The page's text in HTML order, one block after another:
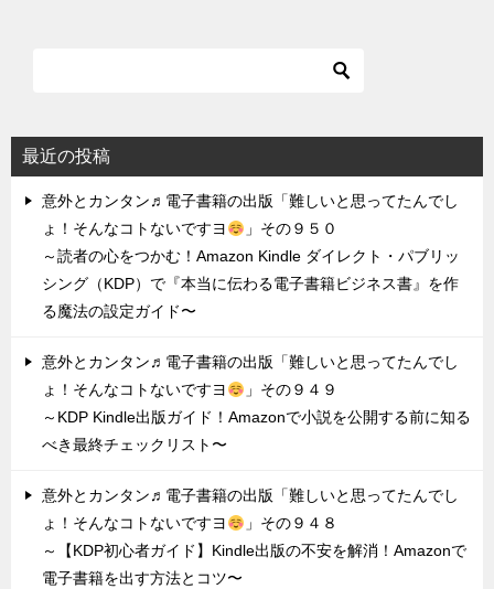
最近の投稿
意外とカンタン♬電子書籍の出版「難しいと思ってたんでし
ょ！そんなコトないですヨ
」その９５０
～読者の心をつかむ！Amazon Kindle ダイレクト・パブリッ
シング（KDP）で『本当に伝わる電子書籍ビジネス書』を作
る魔法の設定ガイド〜
意外とカンタン♬電子書籍の出版「難しいと思ってたんでし
ょ！そんなコトないですヨ
」その９４９
～KDP Kindle出版ガイド！Amazonで小説を公開する前に知る
べき最終チェックリスト〜
意外とカンタン♬電子書籍の出版「難しいと思ってたんでし
ょ！そんなコトないですヨ
」その９４８
～【KDP初心者ガイド】Kindle出版の不安を解消！Amazonで
電子書籍を出す方法とコツ〜